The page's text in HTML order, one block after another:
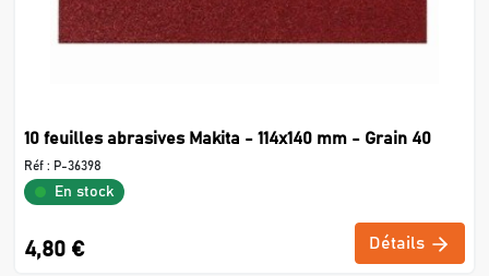
10 feuilles abrasives Makita - 114x140 mm - Grain 40
Réf : P-36398
En stock
4,80 € Détails